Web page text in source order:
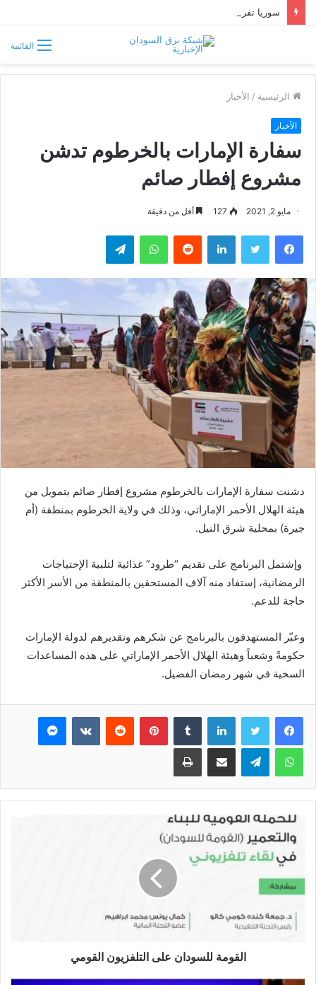
القائمة
الرئيسية / الأخبار
الأخبار
سفارة الإمارات بالخرطوم تدشن
مشروع إفطار صائم
مايو 2, 2021 127 أقل من دقيقة
فيسبوك تويتر لينكدإن واتساب تيلقرام
دشنت سفارة الإمارات بالخرطوم مشروع إفطار صائم بتمويل من
هيئة الهلال الأحمر الإماراتي، وذلك في ولاية الخرطوم بمنطقة (أم
جيرة) بمحلية شرق النيل.
وإشتمل البرنامج على تقديم “طرود” غذائية لتلبية الإحتياجات
الرمضانية، إستفاد منه آلاف المستحقين بالمنطقة من الأسر الأكثر
حاجة للدعم.
وعبّر المستهدفون بالبرنامج عن شكرهم وتقديرهم لدولة الإمارات
حكومةً وشعباً وهيئة الهلال الأحمر الإماراتي على هذه المساعدات
السخية في شهر رمضان الفضيل.
فيسبوك تويتر لينكدإن بينتيريست ماسنجر
واتساب تيلقرام مشاركة عبر البريد طباعة
القومة للسودان على التلفزيون القومي